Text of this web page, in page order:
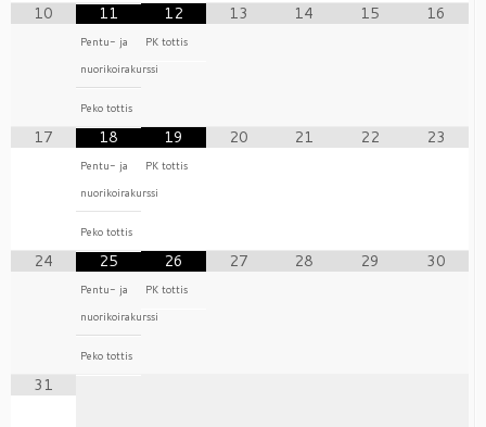
10 11
Pentu- ja
nuorikoirakurssi
Peko tottis
12
PK tottis
13 14 15 16
17 18
Pentu- ja
nuorikoirakurssi
Peko tottis
19
PK tottis
20 21 22 23
24 25
Pentu- ja
nuorikoirakurssi
Peko tottis
26
PK tottis
27 28 29 30
31